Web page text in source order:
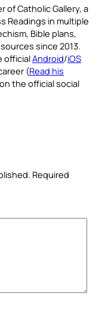
of Catholic Gallery, a
Readings in multiple
Bible plans,
since 2013.
officialAndroid/iOS
(Read his
the official social
Required